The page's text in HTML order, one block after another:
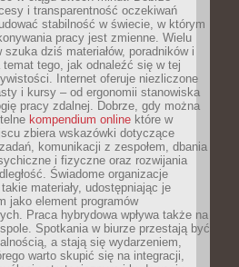
i transparentność oczekiwań
stabilność w świecie, w którym
pracy jest zmienne. Wielu
dziś materiałów, poradników i
temat tego, jak odnaleźć się w tej
Internet oferuje niezliczone
i kursy – od ergonomii stanowiska
pracy zdalnej. Dobrze, gdy można
kompendium online które w
zbiera wskazówki dotyczące
komunikacji z zespołem, dbania
i fizyczne oraz rozwijania
Świadome organizacje
materiały, udostępniając je
jako element programów
Praca hybrydowa wpływa także na
Spotkania w biurze przestają być
a stają się wydarzeniem,
warto skupić się na integracji,